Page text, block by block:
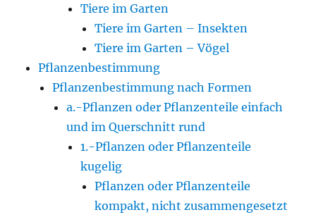
Tiere im Garten
Tiere im Garten – Insekten
Tiere im Garten – Vögel
Pflanzenbestimmung
Pflanzenbestimmung nach Formen
a.-Pflanzen oder Pflanzenteile einfach
und im Querschnitt rund
1.-Pflanzen oder Pflanzenteile
kugelig
Pflanzen oder Pflanzenteile
kompakt, nicht zusammengesetzt